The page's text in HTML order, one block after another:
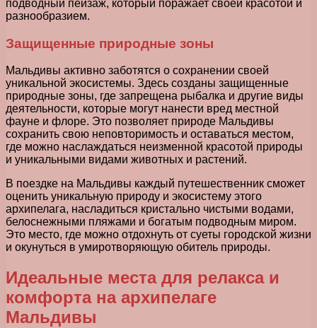
подводный пейзаж, который поражает своей красотой и
разнообразием.
Защищенные природные зоны
Мальдивы активно заботятся о сохранении своей
уникальной экосистемы. Здесь созданы защищенные
природные зоны, где запрещена рыбалка и другие виды
деятельности, которые могут нанести вред местной
фауне и флоре. Это позволяет природе Мальдивы
сохранить свою неповторимость и оставаться местом,
где можно наслаждаться неизменной красотой природы
и уникальными видами животных и растений.
В поездке на Мальдивы каждый путешественник сможет
оценить уникальную природу и экосистему этого
архипелага, насладиться кристально чистыми водами,
белоснежными пляжами и богатым подводным миром.
Это место, где можно отдохнуть от суеты городской жизни
и окунуться в умиротворяющую обитель природы.
Идеальные места для релакса и
комфорта на архипелаге
Мальдивы